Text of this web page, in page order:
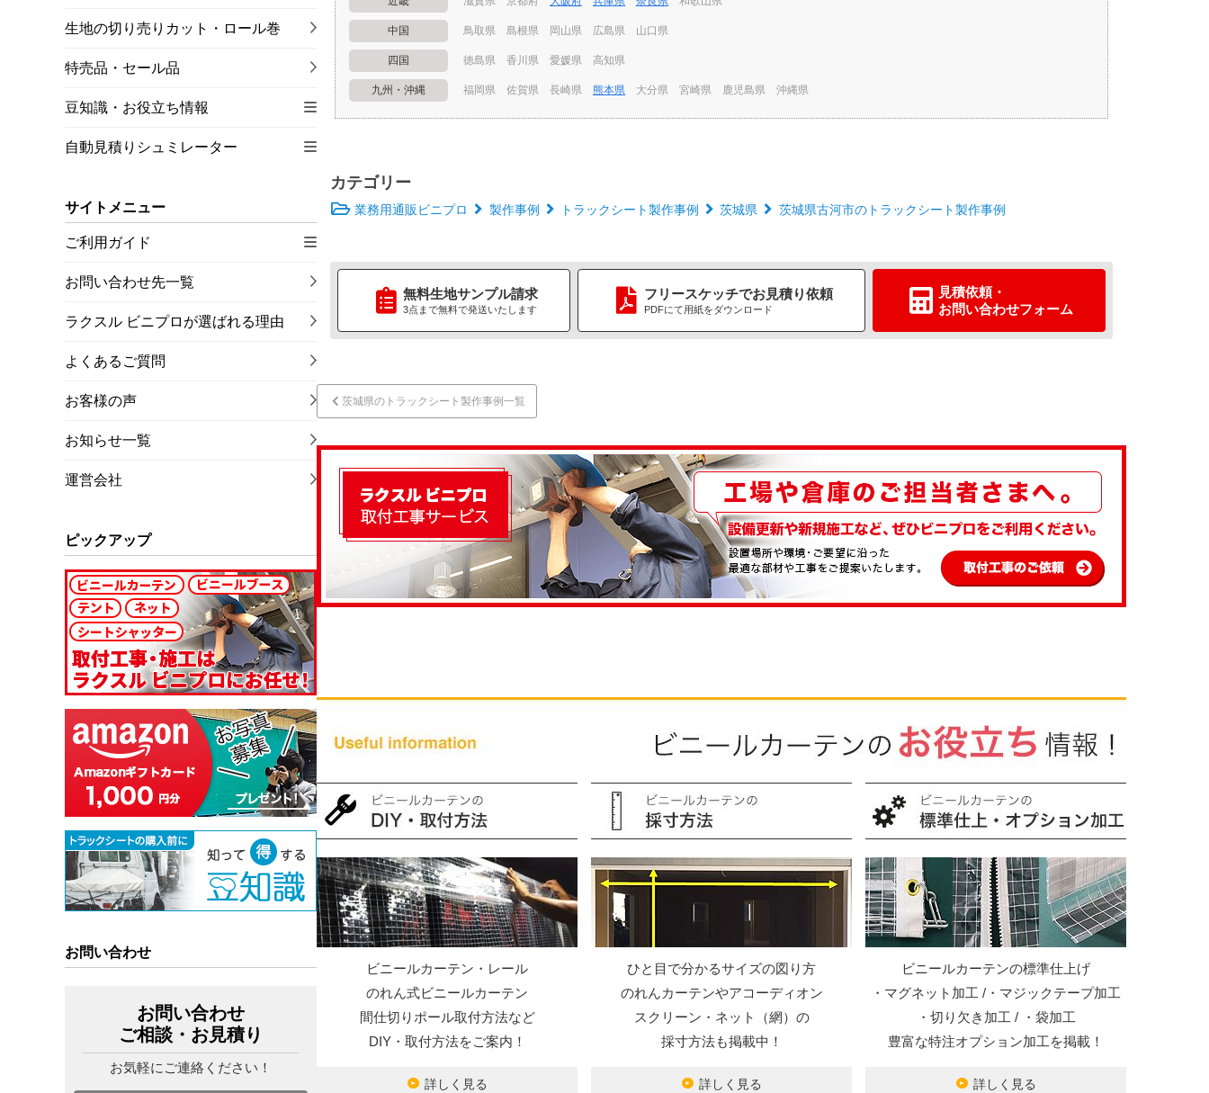
中国 鳥取県 島根県 岡山県 広島県 山口県
四国 徳島県 香川県 愛媛県 高知県
九州・沖縄 福岡県 佐賀県 長崎県 熊本県 大分県 宮崎県 鹿児島県 沖縄県
カテゴリー
業務用通販ビニプロ 製作事例 トラックシート製作事例 茨城県 茨城県古河市のトラックシート製作事例
無料生地サンプル請求
3点まで無料で発送いたします
フリースケッチでお見積り依頼
PDFにて用紙をダウンロード
見積依頼・
お問い合わせフォーム
茨城県のトラックシート製作事例一覧
ビニールカーテン・レール
のれん式ビニールカーテン
間仕切りポール取付方法など
DIY・取付方法をご案内！
詳しく見る
ひと目で分かるサイズの図り方
のれんカーテンやアコーディオン
スクリーン・ネット（網）の
採寸方法も掲載中！
詳しく見る
ビニールカーテンの標準仕上げ
・マグネット加工 /・マジックテープ加工
・切り欠き加工 / ・袋加工
豊富な特注オプション加工を掲載！
詳しく見る
生地の切り売りカット・ロール巻
特売品・セール品
豆知識・お役立ち情報
自動見積りシュミレーター
サイトメニュー
ご利用ガイド
お問い合わせ先一覧
ラクスル ビニプロが選ばれる理由
よくあるご質問
お客様の声
お知らせ一覧
運営会社
ピックアップ
お問い合わせ
お問い合わせ
ご相談・お見積り
お気軽にご連絡ください！